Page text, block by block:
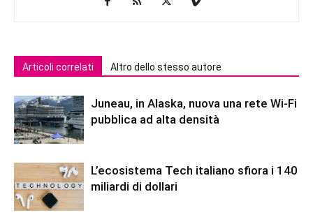
Articoli correlati Altro dello stesso autore
Juneau, in Alaska, nuova una rete Wi-Fi
pubblica ad alta densità
L’ecosistema Tech italiano sfiora i 140
miliardi di dollari